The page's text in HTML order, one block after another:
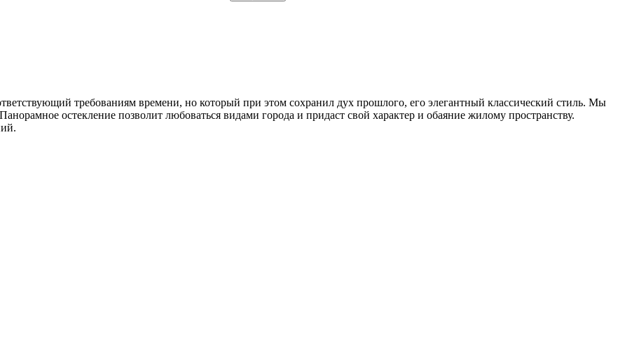
требованиям времени, но который при этом сохранил дух прошлого, его элегантный классический стиль. Мы
остекление позволит любоваться видами города и придаст свой характер и обаяние жилому пространству.